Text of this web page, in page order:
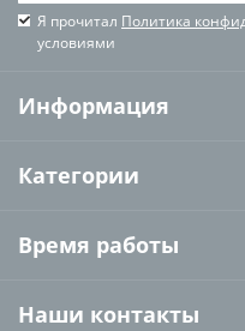
Я прочитал Политика
условиями
Информация
Категории
Время работы
Наши контакты